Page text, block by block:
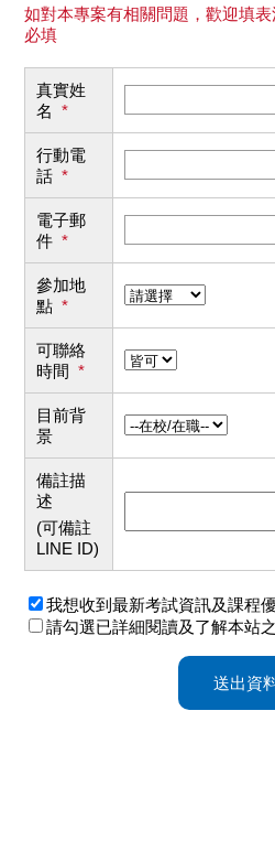
如對本專案有相關問題，歡迎填
必填
真實姓
名 *
行動電
話 *
電子郵
件 *
參加地
點 *
可聯絡
時間 *
目前背
景
備註描
述
(可備註
LINE ID)
我想收到最新考試資訊及課程
請勾選已詳細閱讀及了解本站之
送出資